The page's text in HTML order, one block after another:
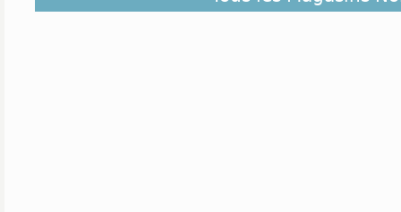
activités du secteur tertiaire avec la présence